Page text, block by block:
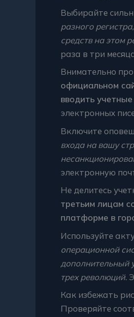
Выбирайте
разного
средств на этом
раза в три
Внимательно
официальном
вводить
электронных
Включите
входа на вашу
электронную
Не делитесь
третьим лицам
платформе в
Используйте
операционной
дополнительный
трех революций.
Как избежать
Проверяйте